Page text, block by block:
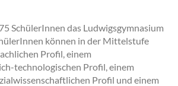
SchülerInnen das Ludwigsgymnasium
können in der Mittelstufe
Profil, einem
technologischen Profil, einem
Profil und einem